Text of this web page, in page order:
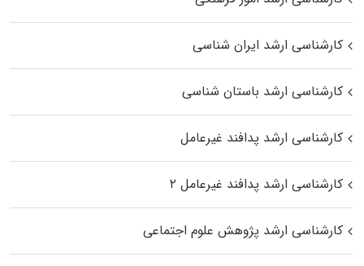
کارشناسی ارشد ایران شناسی
کارشناسی ارشد باستان شناسی
کارشناسی ارشد پدافند غیرعامل
کارشناسی ارشد پدافند غیرعامل ۲
کارشناسی ارشد پژوهش علوم اجتماعی